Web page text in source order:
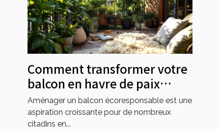
Comment transformer votre
balcon en havre de paix
écologique ?
Aménager un balcon écoresponsable est une
aspiration croissante pour de nombreux
citadins en...